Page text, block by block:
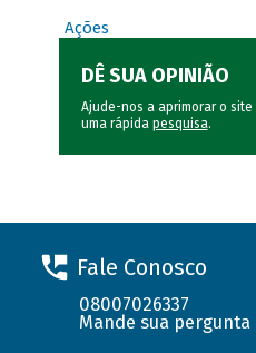
Ações
DÊ SUA OPINIÃO
Ajude-nos a aprimorar o site
uma rápida pesquisa.
Fale Conosco
08007026337
Mande sua pergunta